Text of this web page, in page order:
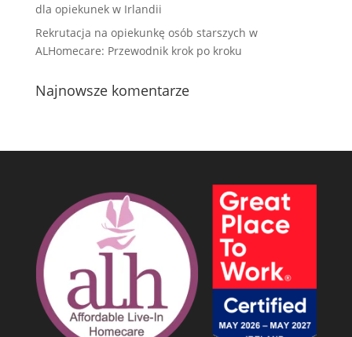
dla opiekunek w Irlandii
Rekrutacja na opiekunkę osób starszych w
ALHomecare: Przewodnik krok po kroku
Najnowsze komentarze